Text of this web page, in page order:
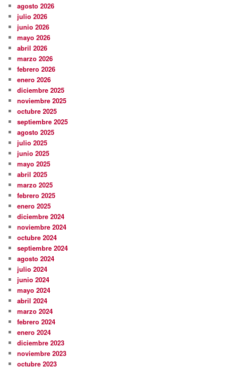
agosto 2026
julio 2026
junio 2026
mayo 2026
abril 2026
marzo 2026
febrero 2026
enero 2026
diciembre 2025
noviembre 2025
octubre 2025
septiembre 2025
agosto 2025
julio 2025
junio 2025
mayo 2025
abril 2025
marzo 2025
febrero 2025
enero 2025
diciembre 2024
noviembre 2024
octubre 2024
septiembre 2024
agosto 2024
julio 2024
junio 2024
mayo 2024
abril 2024
marzo 2024
febrero 2024
enero 2024
diciembre 2023
noviembre 2023
octubre 2023